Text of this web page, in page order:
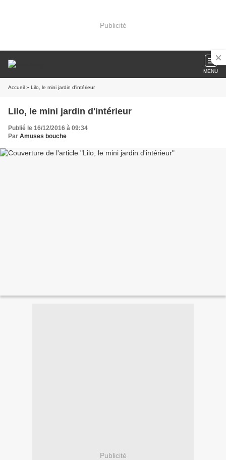
Publicité
MENU
Accueil » Lilo, le mini jardin d'intérieur
Lilo, le mini jardin d'intérieur
Publié le 16/12/2016 à 09:34
Par Amuses bouche
Publicité